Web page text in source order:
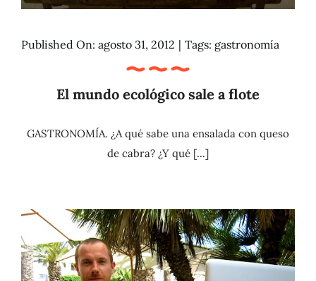
Published On: agosto 31, 2012 | Tags: gastronomía
El mundo ecológico sale a flote
GASTRONOMÍA. ¿A qué sabe una ensalada con queso
de cabra? ¿Y qué [...]